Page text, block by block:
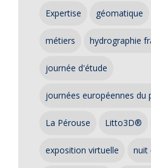
Expertise géomatique
métiers hydrographie
journée d'étude
journées européennes du
La Pérouse Litto3D®
exposition virtuelle nuit